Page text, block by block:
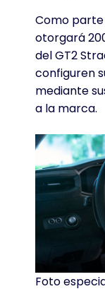
Como
otorgará
del GT2
configuren
mediante
a la marca.
Foto